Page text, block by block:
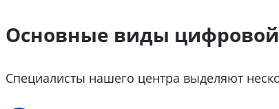
Основные виды
Специалисты нашего центра выделяют